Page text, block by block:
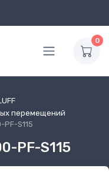
0
перемещений
S115
PF-S115